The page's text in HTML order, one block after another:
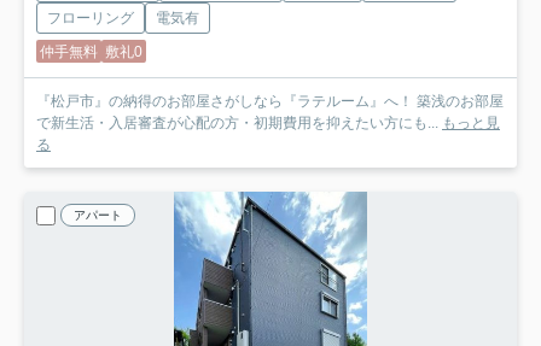
フローリング
電気有
仲手無料 敷礼0
『松戸市』の納得のお部屋さがしなら『ラテルーム』へ！ 築浅のお部屋
で新生活・入居審査が心配の方・初期費用を抑えたい方にも...
もっと見
る
アパート